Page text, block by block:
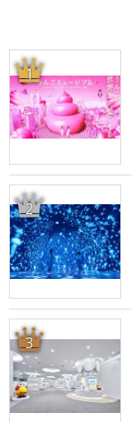
1
2
3